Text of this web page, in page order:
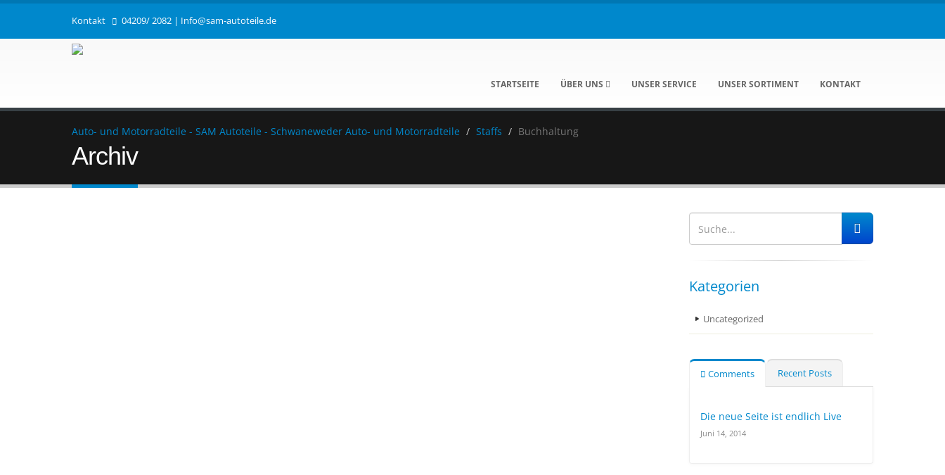
Kontakt 04209/ 2082 | Info@sam-autoteile.de
STARTSEITE ÜBER UNS UNSER SERVICE UNSER SORTIMENT KONTAKT
Auto- und Motorradteile - SAM Autoteile - Schwaneweder Auto- und Motorradteile Staffs Buchhaltung
Archiv
Kategorien
Uncategorized
Comments Recent Posts
Die neue Seite ist endlich Live
Juni 14, 2014